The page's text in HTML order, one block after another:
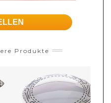
Produkte